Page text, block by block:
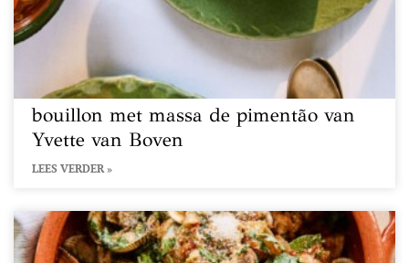
bouillon met massa de pimentão van
Yvette van Boven
LEES VERDER »